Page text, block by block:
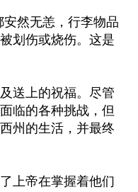
然无恙，行李物品
划伤或烧伤。这是
送上的祝福。尽管
临的各种挑战，但
州的生活，并最终
上帝在掌握着他们